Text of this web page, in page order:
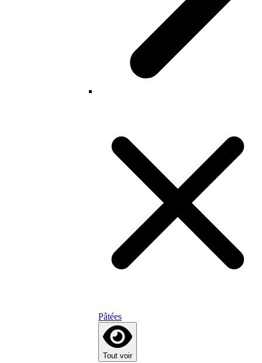
Pâtées
Tout voir